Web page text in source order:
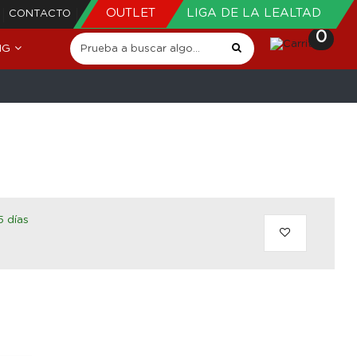
CONTACTO OUTLET LIGA DE LA LEALTAD
0
días